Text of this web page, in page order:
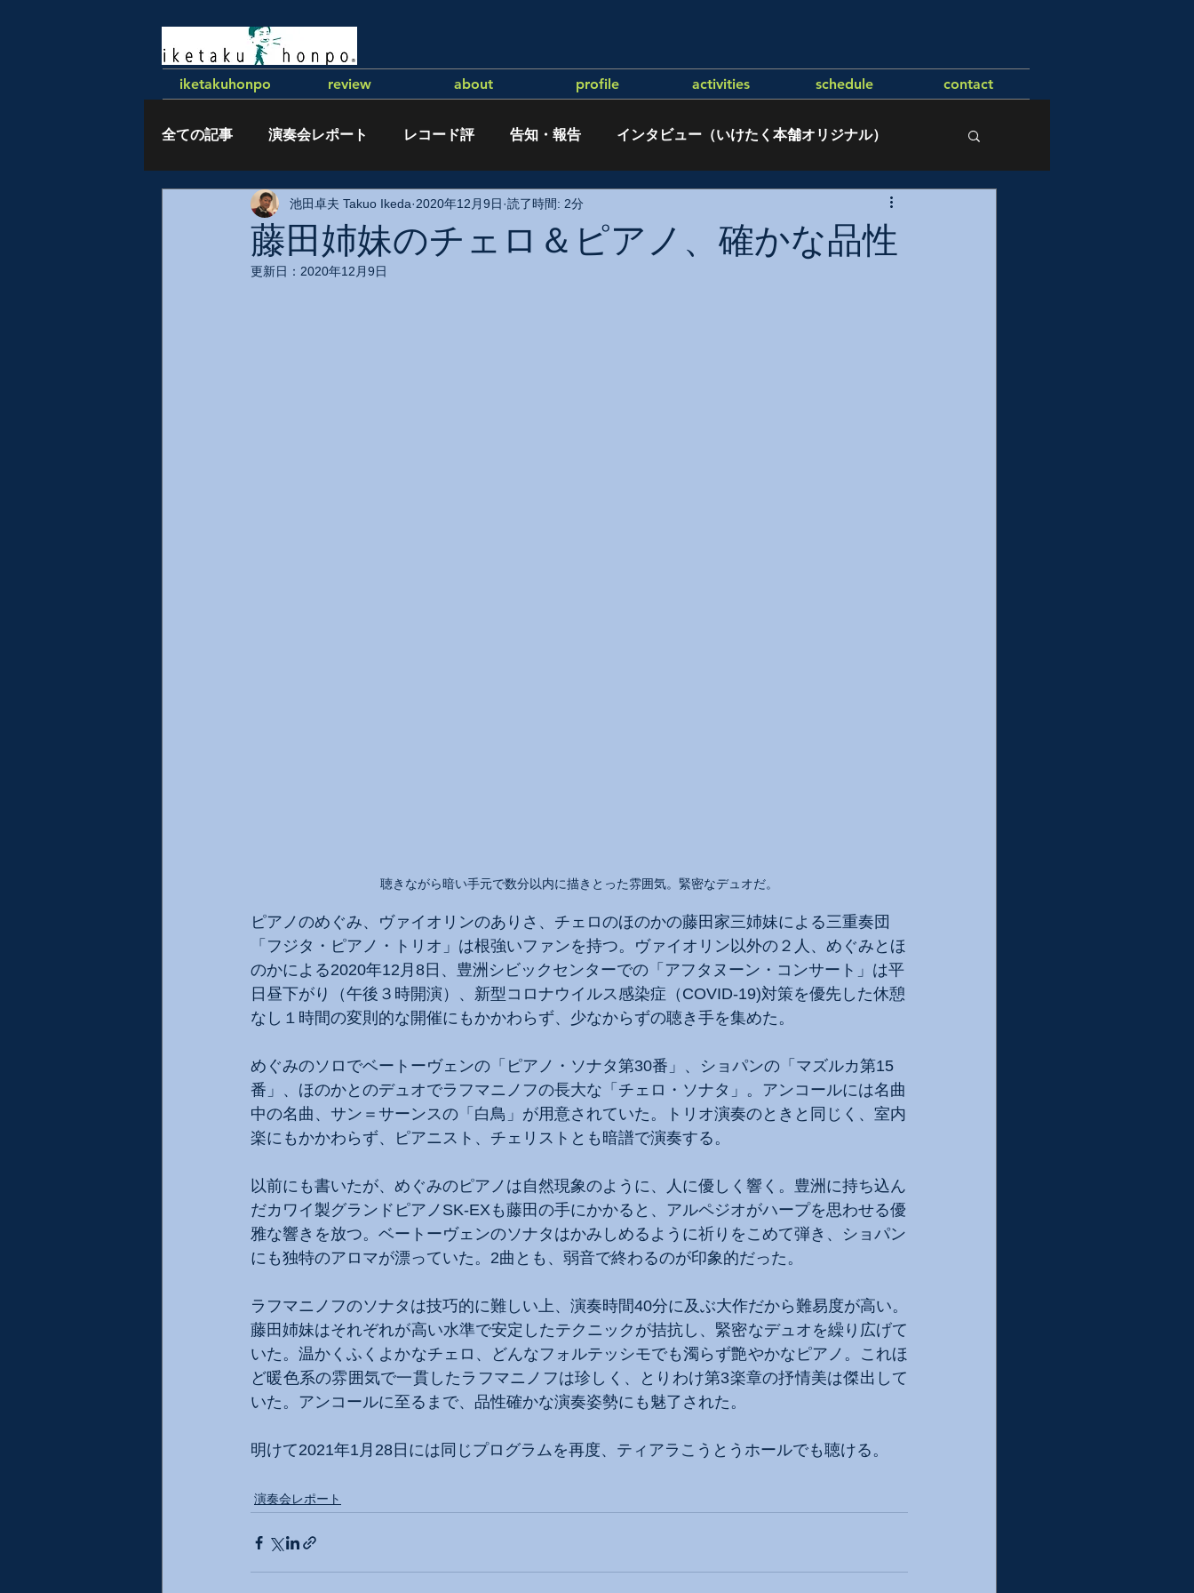
iketakuhonpo review about profile activities schedule contact
全ての記事 演奏会レポート レコード評 告知・報告 インタビュー（いけたく本舗オリジナル）
執筆記事
藤田姉妹のチェロ＆ピアノ、確かな品性
池田卓夫 Takuo Ikeda 2020年12月9日 読了時間: 2分
更新日： 2020年12月9日
聴きながら暗い手元で数分以内に描きとった雰囲気。緊密なデュオだ。
ピアノのめぐみ、ヴァイオリンのありさ、チェロのほのかの藤田家三姉妹による三重奏団
「フジタ・ピアノ・トリオ」は根強いファンを持つ。ヴァイオリン以外の２人、めぐみとほ
のかによる2020年12月8日、豊洲シビックセンターでの「アフタヌーン・コンサート」は平
日昼下がり（午後３時開演）、新型コロナウイルス感染症（COVID-19)対策を優先した休憩
なし１時間の変則的な開催にもかかわらず、少なからずの聴き手を集めた。
めぐみのソロでベートーヴェンの「ピアノ・ソナタ第30番」、ショパンの「マズルカ第15
番」、ほのかとのデュオでラフマニノフの長大な「チェロ・ソナタ」。アンコールには名曲
中の名曲、サン＝サーンスの「白鳥」が用意されていた。トリオ演奏のときと同じく、室内
楽にもかかわらず、ピアニスト、チェリストとも暗譜で演奏する。
以前にも書いたが、めぐみのピアノは自然現象のように、人に優しく響く。豊洲に持ち込ん
だカワイ製グランドピアノSK-EXも藤田の手にかかると、アルペジオがハープを思わせる優
雅な響きを放つ。ベートーヴェンのソナタはかみしめるように祈りをこめて弾き、ショパン
にも独特のアロマが漂っていた。2曲とも、弱音で終わるのが印象的だった。
ラフマニノフのソナタは技巧的に難しい上、演奏時間40分に及ぶ大作だから難易度が高い。
藤田姉妹はそれぞれが高い水準で安定したテクニックが拮抗し、緊密なデュオを繰り広げて
いた。温かくふくよかなチェロ、どんなフォルテッシモでも濁らず艶やかなピアノ。これほ
ど暖色系の雰囲気で一貫したラフマニノフは珍しく、とりわけ第3楽章の抒情美は傑出して
いた。アンコールに至るまで、品性確かな演奏姿勢にも魅了された。
明けて2021年1月28日には同じプログラムを再度、ティアラこうとうホールでも聴ける。
演奏会レポート